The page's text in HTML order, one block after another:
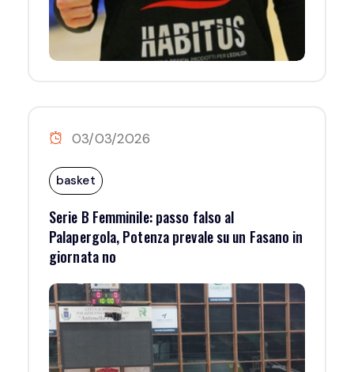
03/03/2026
basket
Serie B Femminile: passo falso al
Palapergola, Potenza prevale su un Fasano in
giornata no